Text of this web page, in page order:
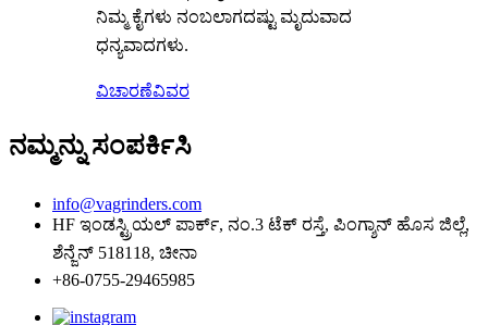
ನಿಮ್ಮ ಕೈಗಳು ನಂಬಲಾಗದಷ್ಟು ಮೃದುವಾದ
ಧನ್ಯವಾದಗಳು.
ವಿಚಾರಣೆವಿವರ
ನಮ್ಮನ್ನು ಸಂಪರ್ಕಿಸಿ
info@vagrinders.com
HF ಇಂಡಸ್ಟ್ರಿಯಲ್ ಪಾರ್ಕ್, ನಂ.3 ಟೆಕ್ ರಸ್ತೆ, ಪಿಂಗ್ಶಾನ್ ಹೊಸ ಜಿಲ್ಲೆ,
ಶೆನ್ಜೆನ್ 518118, ಚೀನಾ
+86-0755-29465985